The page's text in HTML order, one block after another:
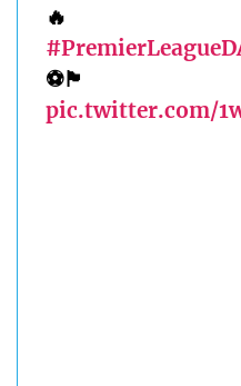
🔥
⚽🏴󠁧󠁢󠁥󠁮󠁧󠁿
pic.twitter.com/